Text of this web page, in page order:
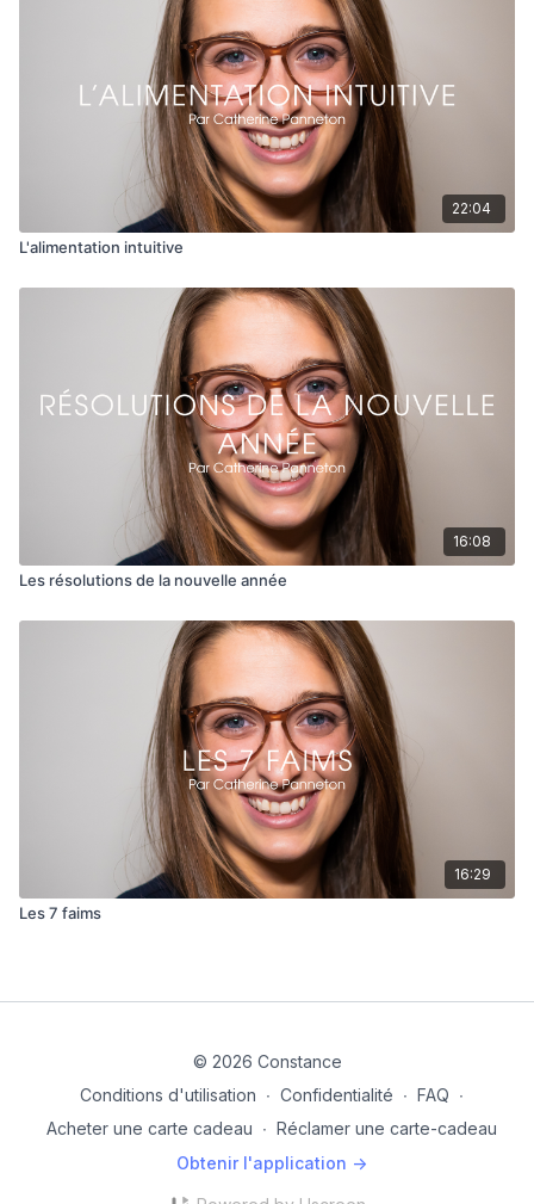
22:04
L'alimentation intuitive
16:08
Les résolutions de la nouvelle année
16:29
Les 7 faims
© 2026 Constance
Conditions d'utilisation ∙ Confidentialité ∙ FAQ ∙
Acheter une carte cadeau ∙ Réclamer une carte-cadeau
Obtenir l'application ->